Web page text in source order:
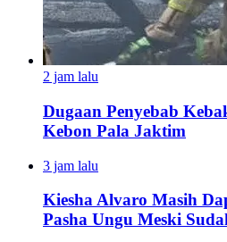
2 jam lalu
Dugaan Penyebab
Kebon Pala Jaktim
3 jam lalu
Kiesha Alvaro Masih
Pasha Ungu Meski